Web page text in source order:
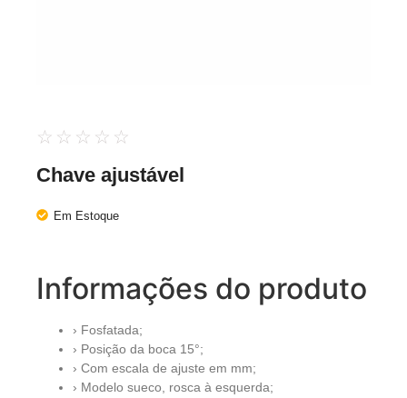
☆ ☆ ☆ ☆ ☆
Chave ajustável
Em Estoque
Informações do produto
› Fosfatada;
› Posição da boca 15°;
› Com escala de ajuste em mm;
› Modelo sueco, rosca à esquerda;